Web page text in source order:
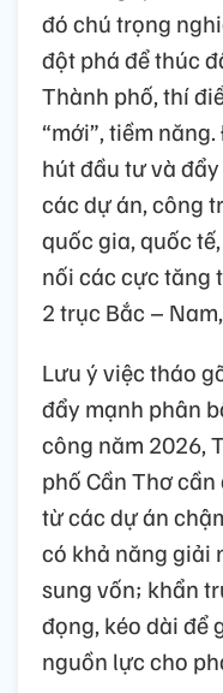
đó chú trọng
đột phá để thúc
Thành phố, thí
“mới”, tiềm
hút đầu tư và
các dự án, công
quốc gia, quốc
nối các cực tăng
2 trục Bắc –
Lưu ý việc tháo
đẩy mạnh phân
công năm 2026,
phố Cần Thơ
từ các dự án
có khả năng giải
sung vốn; khẩn
đọng, kéo dài để
nguồn lực cho